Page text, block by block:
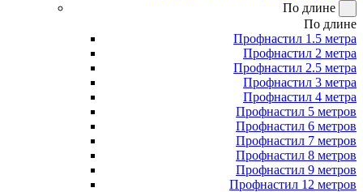
По длине
По длине
Профнастил 1.5 метра
Профнастил 2 метра
Профнастил 2.5 метра
Профнастил 3 метра
Профнастил 4 метра
Профнастил 5 метров
Профнастил 6 метров
Профнастил 7 метров
Профнастил 8 метров
Профнастил 9 метров
Профнастил 12 метров